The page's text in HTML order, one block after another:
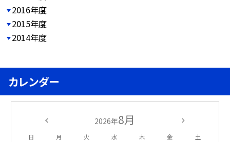
2016年度
2015年度
2014年度
カレンダー
2026年8月
日 月 火 水 木 金 土